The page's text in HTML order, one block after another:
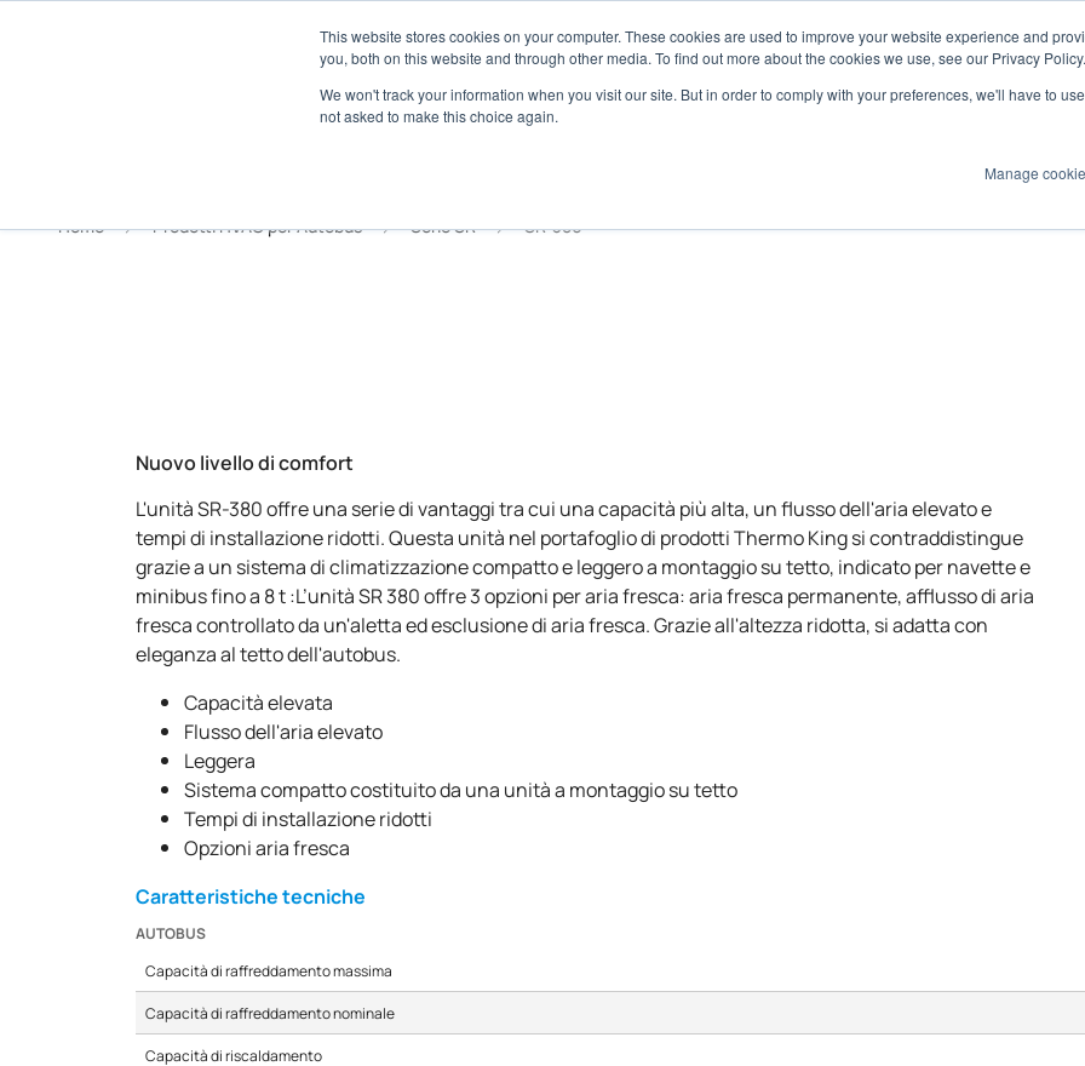
This website stores cookies on your computer. These cookies are used to improve your website experience and
you, both on this website and through other media. To find out more about the cookies we use, see our Privacy Policy.
We won't track your information when you visit our site. But in order to comply with your preferences, we'll have to
not asked to make this choice again.
Manage
Localizzatore di concessionari Centro multimediale Marine
ProdottiTecnologieServizi
Home Prodotti HVAC per Autobus Serie SR SR-380
Nuovo livello di comfort
L'unità SR-380 offre una serie di vantaggi tra cui una capacità più alta, un flusso dell'aria elevato e
tempi di installazione ridotti. Questa unità nel portafoglio di prodotti Thermo King si contraddistingue
grazie a un sistema di climatizzazione compatto e leggero a montaggio su tetto, indicato per navette e
minibus fino a 8 t :L’unità SR 380 offre 3 opzioni per aria fresca: aria fresca permanente, afflusso di aria
fresca controllato da un'aletta ed esclusione di aria fresca. Grazie all'altezza ridotta, si adatta con
eleganza al tetto dell'autobus.
Capacità elevata
Flusso dell'aria elevato
Leggera
Sistema compatto costituito da una unità a montaggio su tetto
Tempi di installazione ridotti
Opzioni aria fresca
Caratteristiche tecniche
AUTOBUS
Capacità di raffreddamento massima
Capacità di raffreddamento nominale
Capacità di riscaldamento